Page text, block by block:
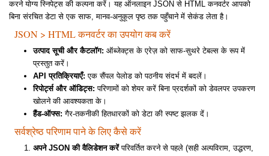
करने योग्य स्निपेट्स की कल्पना करें। यह ऑनलाइन JSON से HTML कनवर्टर आपको
बिना संरचित डेटा से एक साफ, मानव-अनुकूल पृष्ठ तक पहुँचाने में सेकंड लेता है।
JSON > HTML कनवर्टर का उपयोग कब करें
उत्पाद सूची और कैटलॉग: ऑब्जेक्ट्स के एरेज़ को साफ-सुथरे टेबल्स के रूप में
प्रस्तुत करें।
API प्रतिक्रियाएँ: एक सैंपल पेलोड को पठनीय संदर्भ में बदलें।
रिपोर्ट्स और ऑडिट्स: परिणामों को शेयर करें बिना प्रदर्शकों को डेवलपर उपकरण
खोलने की आवश्यकता के।
हैंड-ऑफ्स: गैर-तकनीकी हितधारकों को डेटा की स्पष्ट झलक दें।
सर्वश्रेष्ठ परिणाम पाने के लिए कैसे करें
अपने JSON की वैलिडेशन करेंपरिवर्तित करने से पहले (सही अल्पविराम, उद्धरण,